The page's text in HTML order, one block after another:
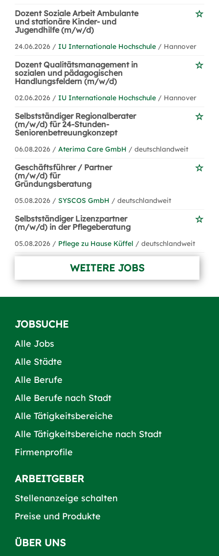
Dozent Soziale Arbeit Ambulante
und stationäre Kinder- und
Jugendhilfe (m/w/d)
24.06.2026 / IU Internationale Hochschule / Hannover
Dozent Qualitätsmanagement in
sozialen und pädagogischen
Handlungsfeldern (m/w/d)
02.06.2026 / IU Internationale Hochschule / Hannover
Selbstständiger Regionalberater
(m/w/d) für 24-Stunden-
Seniorenbetreuungkonzept
06.08.2026 / Aterima Care GmbH / deutschlandweit
Geschäftsführer / Partner
(m/w/d) für
Gründungsberatung
05.08.2026 / SYSCOS GmbH / deutschlandweit
Selbstständiger Lizenzpartner
(m/w/d) in der Pflegeberatung
05.08.2026 / Pflege zu Hause Küffel / deutschlandweit
WEITERE JOBS
JOBSUCHE
Alle Jobs
Alle Städte
Alle Berufe
Alle Berufe nach Stadt
Alle Tätigkeitsbereiche
Alle Tätigkeitsbereiche nach Stadt
Firmenprofile
ARBEITGEBER
Stellenanzeige schalten
Preise und Produkte
ÜBER UNS